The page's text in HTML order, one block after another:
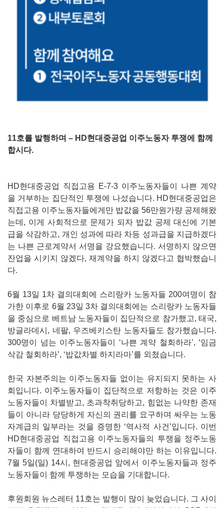
11호를 발행하며 – HD현대중공업 이주노동자 투쟁에 함께
합시다.
HD현대중공업 직접고용 E-7-3 이주노동자들이 나쁜 계약
을 거부하는 집단적인 투쟁에 나섰습니다. HD현대중공업은
직접고용 이주노동자들에게만 밥값을 56만원가량 공제해왔
는데, 이게 사회적으로 문제가 되자 밥값 공제 대신에 기본
급을 삭감하고, 개인 성과에 따라 차등 성과급을 지급하겠다
는 나쁜 근로계약서 서명을 강요했습니다. 서명하지 않으면
잔업을 시키지 않겠다, 재계약을 하지 않겠다고 협박했습니
다.
6월 13일 1차 결의대회에 스리랑카 노동자들 200여명이 참
가한 이후로 6월 23일 3차 결의대회에는 스리랑카 노동자들
을 중심으로 베트남 노동자들이 집단적으로 참가했고, 태국,
방글라데시, 네팔, 우즈베키스탄 노동자들도 참가했습니다.
300명이 넘는 이주노동자들이 ‘나쁜 계약 철회하라’, ‘임금
삭감 철회하라’, ‘밥값차별 하지라마’를 외쳤습니다.
한국 자본주의는 이주노동자들 없이는 유지되지 못하는 사
회입니다. 이주노동자들이 집단적으로 저항하는 것은 이주
노동자들이 차별받고, 초과착취당하고, 힘없는 나약한 존재
들이 아니라 당당하게 자신의 권리를 요구하며 싸우는 노동
자계급의 일부라는 것을 증명한 ‘역사적 사건’입니다. 이번
HD현대중공업 직접고용 이주노동자들의 투쟁을 정주노동
자들이 함께 연대하여 반드시 승리해야만 하는 이유입니다.
7월 5일(일) 14시, 현대중공업 앞에서 이주노동자들과 정주
노동자들이 함께 투쟁하는 모습을 기대합니다.
후원회원 뉴스레터 11호는 발행이 많이 늦었습니다. 그 사이